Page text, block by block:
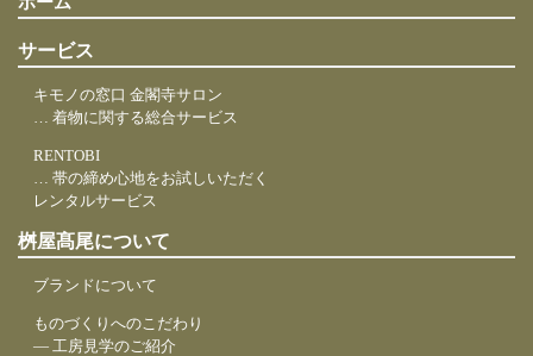
サービス
キモノの窓口 金閣寺サロン
… 着物に関する総合サービス
RENTOBI
… 帯の締め心地をお試しいただく
レンタルサービス
桝屋髙尾について
ブランドについて
ものづくりへのこだわり
― 工房見学のご紹介